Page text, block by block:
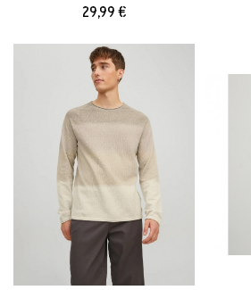
29,99 €